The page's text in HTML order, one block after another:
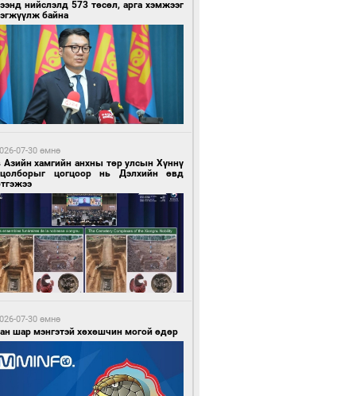
цагийн өмнө өмнө
Улс “COP17”-д “Тал хээрийн
гөө танилцуулна
цагийн өмнө өмнө
төрлийн эмийг нэг эх үүсвэрээс
авах журмыг баталлаа
нийслэлд 573 төсөл, арга хэмжээг
байна
07-30 өмнө
Азийн хамгийн анхны төр улсын Хүннү
цогцоор нь Дэлхийн өвд
07-30 өмнө
шар мэнгэтэй хөхөшчин могой өдөр